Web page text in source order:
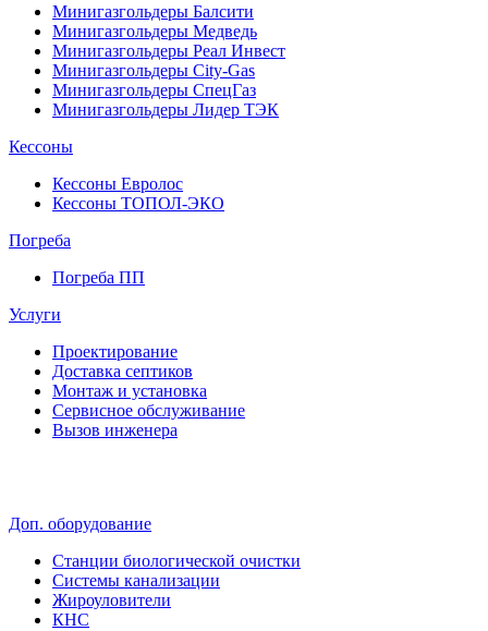
Минигазгольдеры Балсити
Минигазгольдеры Медведь
Минигазгольдеры Реал Инвест
Минигазгольдеры City-Gas
Минигазгольдеры СпецГаз
Минигазгольдеры Лидер ТЭК
Кессоны
Кессоны Евролос
Кессоны ТОПОЛ-ЭКО
Погребa
Погреба ПП
Услуги
Проектирование
Доставка септиков
Монтаж и установка
Сервисное обслуживание
Вызов инженера
Доп. оборудование
Станции биологической очистки
Системы канализации
Жироуловители
КНС